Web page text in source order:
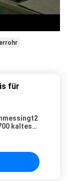
für
kaltes